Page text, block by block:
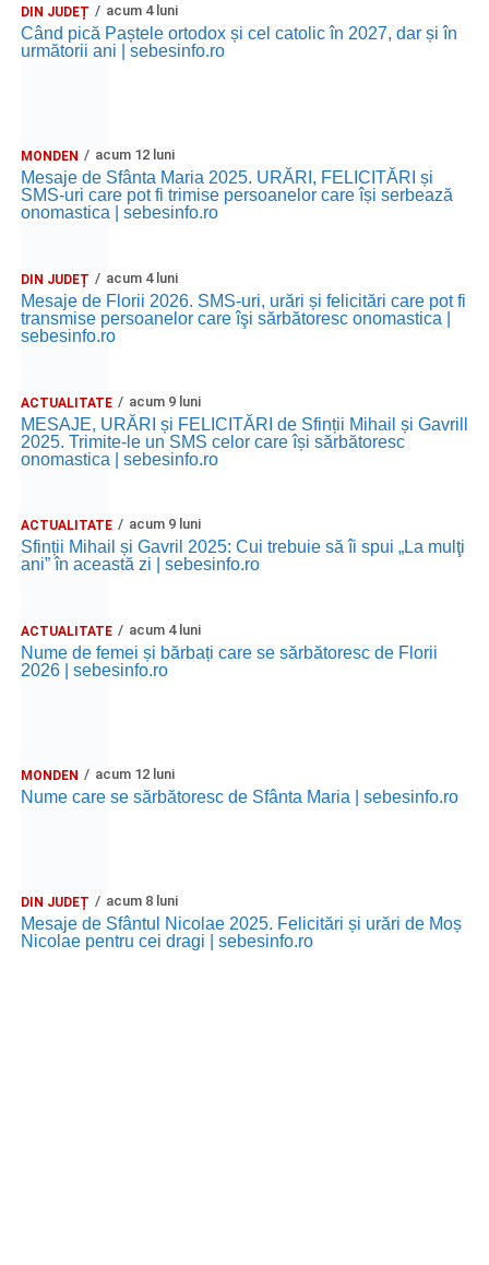
DIN JUDEȚ acum 4 luni
Când pică Paștele ortodox și cel catolic în 2027, dar și în
următorii ani | sebesinfo.ro
MONDEN acum 12 luni
Mesaje de Sfânta Maria 2025. URĂRI, FELICITĂRI și
SMS-uri care pot fi trimise persoanelor care își serbează
onomastica | sebesinfo.ro
DIN JUDEȚ acum 4 luni
Mesaje de Florii 2026. SMS-uri, urări și felicitări care pot fi
transmise persoanelor care îşi sărbătoresc onomastica |
sebesinfo.ro
ACTUALITATE acum 9 luni
MESAJE, URĂRI și FELICITĂRI de Sfinții Mihail și Gavrill
2025. Trimite-le un SMS celor care își sărbătoresc
onomastica | sebesinfo.ro
ACTUALITATE acum 9 luni
Sfinții Mihail și Gavril 2025: Cui trebuie să îi spui „La mulţi
ani” în această zi | sebesinfo.ro
ACTUALITATE acum 4 luni
Nume de femei și bărbați care se sărbătoresc de Florii
2026 | sebesinfo.ro
MONDEN acum 12 luni
Nume care se sărbătoresc de Sfânta Maria | sebesinfo.ro
DIN JUDEȚ acum 8 luni
Mesaje de Sfântul Nicolae 2025. Felicitări și urări de Moș
Nicolae pentru cei dragi | sebesinfo.ro